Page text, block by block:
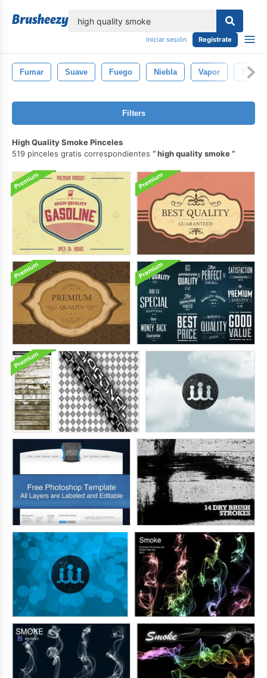
Iniciar sesión Regístrate
Fumar Suave Fuego Niebla Vapor
Filters
High Quality Smoke Pinceles
519 pinceles gratis correspondientes
high quality smoke